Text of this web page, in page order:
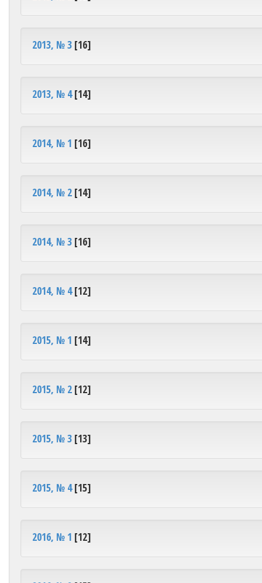
2013, № 3 [16]
2013, № 4[14]
2014, № 1 [16]
2014, № 2 [14]
2014, № 3 [16]
2014, № 4[12]
2015, № 1 [14]
2015, № 2 [12]
2015, № 3 [13]
2015, № 4[15]
2016, № 1 [12]